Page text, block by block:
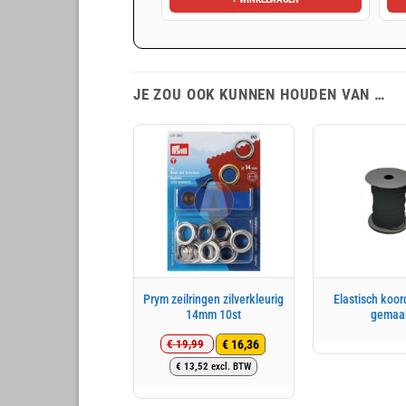
JE ZOU OOK KUNNEN HOUDEN VAN …
Prym zeilringen zilverkleurig
14mm 10st
€19,99
Oorspronkelijke
prijs
€ 16,36
Huidige
prijs
€ 13,52 excl. BTW
Elastisch